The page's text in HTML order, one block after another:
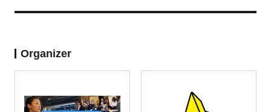
Organizer